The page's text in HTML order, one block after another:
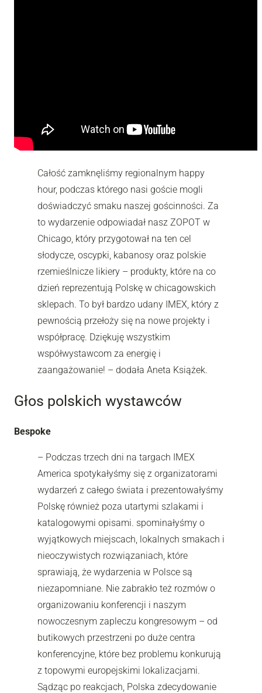
Całość zamknęliśmy regionalnym happy
hour, podczas którego nasi goście mogli
doświadczyć smaku naszej gościnności. Za
to wydarzenie odpowiadał nasz ZOPOT w
Chicago, który przygotował na ten cel
słodycze, oscypki, kabanosy oraz polskie
rzemieślnicze likiery – produkty, które na co
dzień reprezentują Polskę w chicagowskich
sklepach. To był bardzo udany IMEX, który z
pewnością przełoży się na nowe projekty i
współpracę. Dziękuję wszystkim
współwystawcom za energię i
zaangażowanie! – dodała Aneta Książek.
Głos polskich wystawców
Bespoke
– Podczas trzech dni na targach IMEX
America spotykałyśmy się z organizatorami
wydarzeń z całego świata i prezentowałyśmy
Polskę również poza utartymi szlakami i
katalogowymi opisami. spominałyśmy o
wyjątkowych miejscach, lokalnych smakach i
nieoczywistych rozwiązaniach, które
sprawiają, że wydarzenia w Polsce są
niezapomniane. Nie zabrakło też rozmów o
organizowaniu konferencji i naszym
nowoczesnym zapleczu kongresowym – od
butikowych przestrzeni po duże centra
konferencyjne, które bez problemu konkurują
z topowymi europejskimi lokalizacjami.
Sądząc po reakcjach, Polska zdecydowanie